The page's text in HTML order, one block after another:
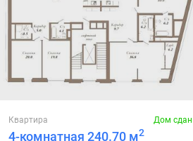
Квартира Дом сдан
4-комнатная 240.70 м2